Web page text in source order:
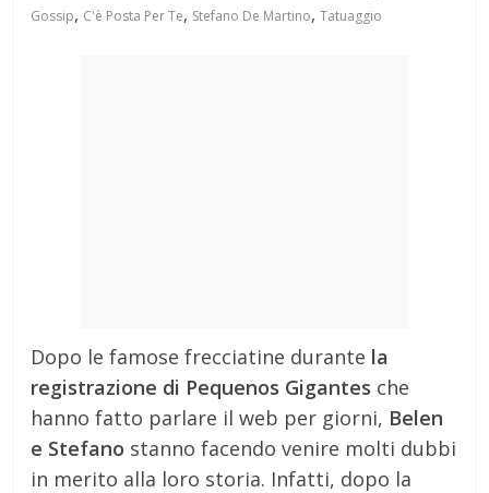
Gossip, C'è Posta Per Te, Stefano De Martino,Tatuaggio
Dopo le famose frecciatine durante la
registrazione di Pequenos Gigantes che
hanno fatto parlare il web per giorni, Belen
e Stefano stanno facendo venire molti dubbi
in merito alla loro storia. Infatti, dopo la